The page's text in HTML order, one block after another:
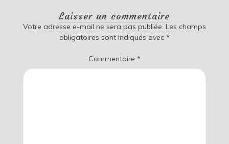
Laisser un commentaire
Votre adresse e-mail ne sera pas publiée. Les champs
obligatoires sont indiqués avec *
Commentaire *